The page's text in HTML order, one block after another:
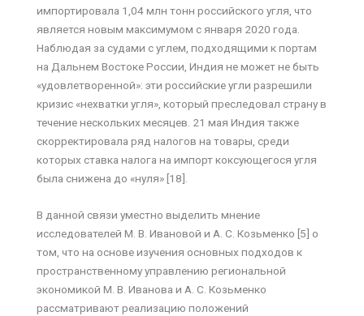
импортировала 1,04 млн тонн российского угля, что
является новым максимумом с января 2020 года.
Наблюдая за судами с углем, подходящими к портам
на Дальнем Востоке России, Индия не может не быть
«удовлетворенной»: эти российские угли разрешили
кризис «нехватки угля», который преследовал страну в
течение нескольких месяцев. 21 мая Индия также
скорректировала ряд налогов на товары, среди
которых ставка налога на импорт коксующегося угля
была снижена до «нуля» [18].
В данной связи уместно выделить мнение
исследователей М. В. Ивановой и А. С. Козьменко [5] о
том, что на основе изучения основных подходов к
пространственному управлению региональной
экономикой М. В. Иванова и А. С. Козьменко
рассматривают реализацию положений